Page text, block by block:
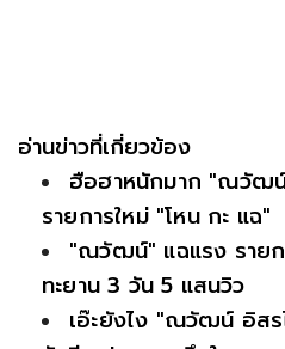
อ่านข่าวที่เกี่ยวข้อง
ฮือฮาหนักมาก "ณวัฒ
รายการใหม่ "โหน กะ แฉ"
"ณวัฒน์" แฉแรง ราย
ทะยาน 3 วัน 5 แสนวิว
เอ๊ะยังไง "ณวัฒน์ อิส